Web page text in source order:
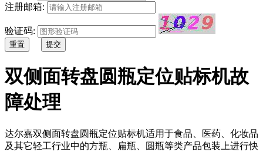
注册邮箱:
验证码:
重置 提交
双侧面转盘圆瓶定位贴标机故
障处理
达尔嘉双侧面转盘圆瓶定位贴标机适用于食品、医药、化妆品
及其它轻工行业中的方瓶、扁瓶、圆瓶等类产品包装上进行快